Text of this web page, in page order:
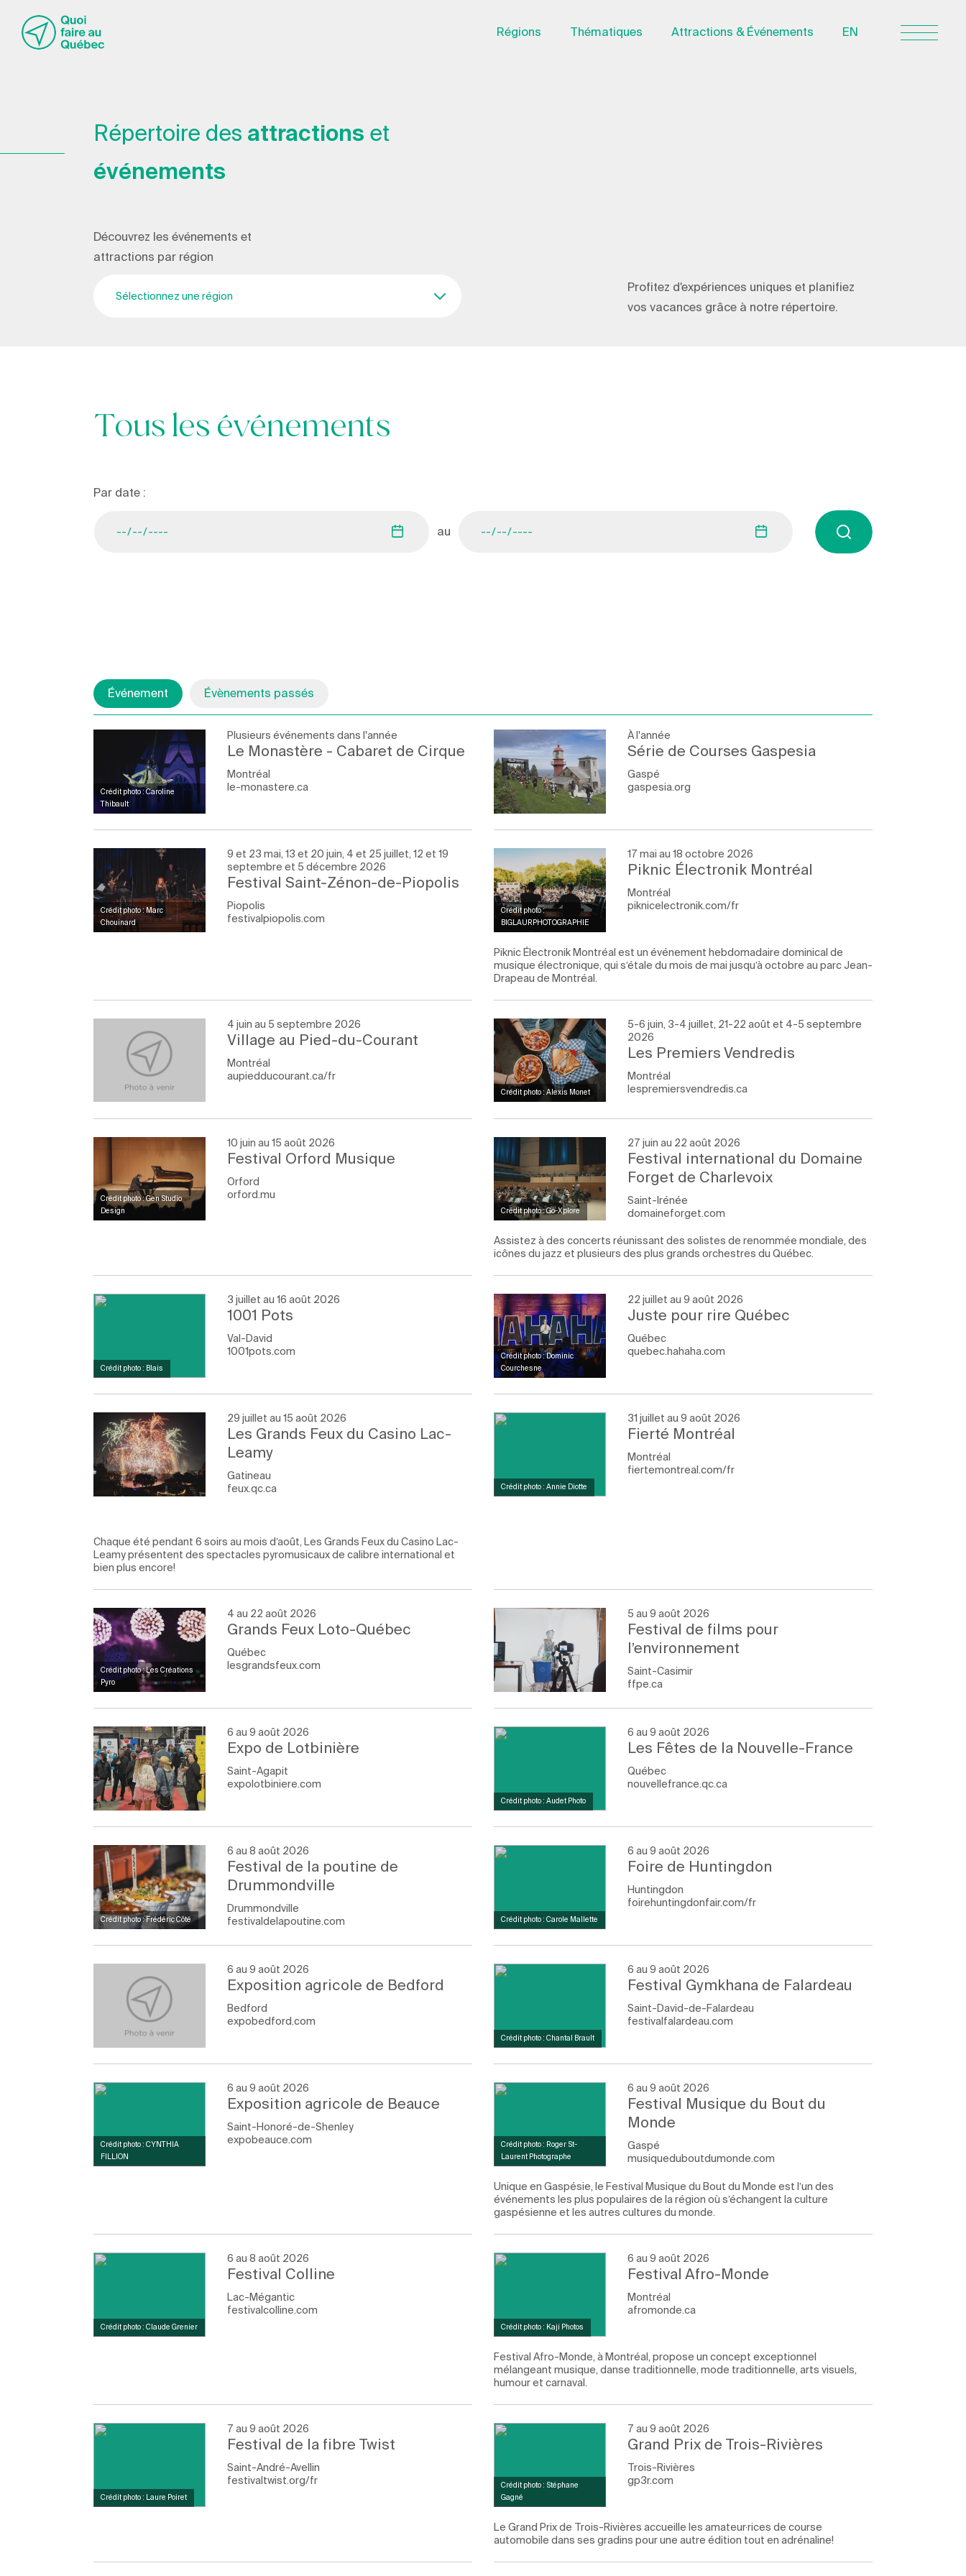
Régions Thématiques Attractions & Événements EN
Répertoire desattractionset
événements
Découvrez les événements et
attractions par région
Profitez d'expériences uniques et planifiez
vos vacances grâce à notre répertoire.
Tous les événements
Par date :
au
Événement Évènements passés
Crédit photo : Caroline
Thibault
Plusieurs événements dans l'année
Le Monastère - Cabaret de Cirque
Montréal
le-monastere.ca
À l'année
Série de Courses Gaspesia
Gaspé
gaspesia.org
Crédit photo : Marc
Chouinard
9 et 23 mai, 13 et 20 juin, 4 et 25 juillet, 12 et 19
septembre et 5 décembre 2026
Festival Saint-Zénon-de-Piopolis
Piopolis
festivalpiopolis.com
Crédit photo :
BIGLAURPHOTOGRAPHIE
17 mai au 18 octobre 2026
Piknic Électronik Montréal
Montréal
piknicelectronik.com/fr
Piknic Électronik Montréal est un événement hebdomadaire dominical de
musique électronique, qui s’étale du mois de mai jusqu’à octobre au parc Jean-
Drapeau de Montréal.
4 juin au 5 septembre 2026
Village au Pied-du-Courant
Montréal
aupiedducourant.ca/fr
Crédit photo : Alexis Monet
5-6 juin, 3-4 juillet, 21-22 août et 4-5 septembre
2026
Les Premiers Vendredis
Montréal
lespremiersvendredis.ca
Crédit photo : Gen Studio
Design
10 juin au 15 août 2026
Festival Orford Musique
Orford
orford.mu
Crédit photo : Go-Xplore
27 juin au 22 août 2026
Festival international du Domaine
Forget de Charlevoix
Saint-Irénée
domaineforget.com
Assistez à des concerts réunissant des solistes de renommée mondiale, des
icônes du jazz et plusieurs des plus grands orchestres du Québec.
Crédit photo : Blais
3 juillet au 16 août 2026
1001 Pots
Val-David
1001pots.com
Crédit photo : Dominic
Courchesne
22 juillet au 9 août 2026
Juste pour rire Québec
Québec
quebec.hahaha.com
29 juillet au 15 août 2026
Les Grands Feux du Casino Lac-
Leamy
Gatineau
feux.qc.ca
Chaque été pendant 6 soirs au mois d’août, Les Grands Feux du Casino Lac-
Leamy présentent des spectacles pyromusicaux de calibre international et
bien plus encore!
Crédit photo : Annie Diotte
31 juillet au 9 août 2026
Fierté Montréal
Montréal
fiertemontreal.com/fr
Crédit photo : Les Créations
Pyro
4 au 22 août 2026
Grands Feux Loto-Québec
Québec
lesgrandsfeux.com
5 au 9 août 2026
Festival de films pour
l’environnement
Saint-Casimir
ffpe.ca
6 au 9 août 2026
Expo de Lotbinière
Saint-Agapit
expolotbiniere.com
Crédit photo : Audet Photo
6 au 9 août 2026
Les Fêtes de la Nouvelle-France
Québec
nouvellefrance.qc.ca
Crédit photo : Frédéric Côté
6 au 8 août 2026
Festival de la poutine de
Drummondville
Drummondville
festivaldelapoutine.com Crédit photo : Carole Mallette
6 au 9 août 2026
Foire de Huntingdon
Huntingdon
foirehuntingdonfair.com/fr
6 au 9 août 2026
Exposition agricole de Bedford
Bedford
expobedford.com
Crédit photo : Chantal Brault
6 au 9 août 2026
Festival Gymkhana de Falardeau
Saint-David-de-Falardeau
festivalfalardeau.com
Crédit photo : CYNTHIA
FILLION
6 au 9 août 2026
Exposition agricole de Beauce
Saint-Honoré-de-Shenley
expobeauce.com
Crédit photo : Roger St-
Laurent Photographe
6 au 9 août 2026
Festival Musique du Bout du
Monde
Gaspé
musiqueduboutdumonde.com
Unique en Gaspésie, le Festival Musique du Bout du Monde est l’un des
événements les plus populaires de la région où s’échangent la culture
gaspésienne et les autres cultures du monde.
Crédit photo : Claude Grenier
6 au 8 août 2026
Festival Colline
Lac-Mégantic
festivalcolline.com
Crédit photo : Kaji Photos
6 au 9 août 2026
Festival Afro-Monde
Montréal
afromonde.ca
Festival Afro-Monde, à Montréal, propose un concept exceptionnel
mélangeant musique, danse traditionnelle, mode traditionnelle, arts visuels,
humour et carnaval.
Crédit photo : Laure Poiret
7 au 9 août 2026
Festival de la fibre Twist
Saint-André-Avellin
festivaltwist.org/fr
Crédit photo : Stéphane
Gagné
7 au 9 août 2026
Grand Prix de Trois-Rivières
Trois-Rivières
gp3r.com
Le Grand Prix de Trois-Rivières accueille les amateur·rices de course
automobile dans ses gradins pour une autre édition tout en adrénaline!